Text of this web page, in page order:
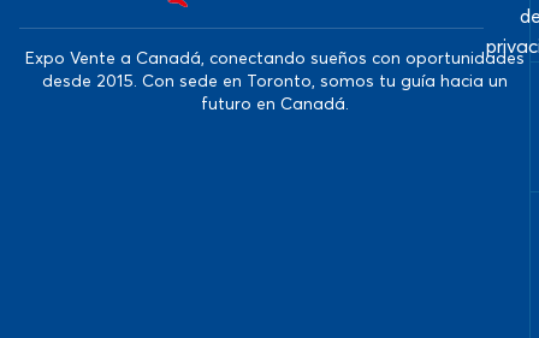
Expo Vente a Canadá, conectando sueños con oportunidades
desde 2015. Con sede en Toronto, somos tu guía hacia un
futuro en Canadá.